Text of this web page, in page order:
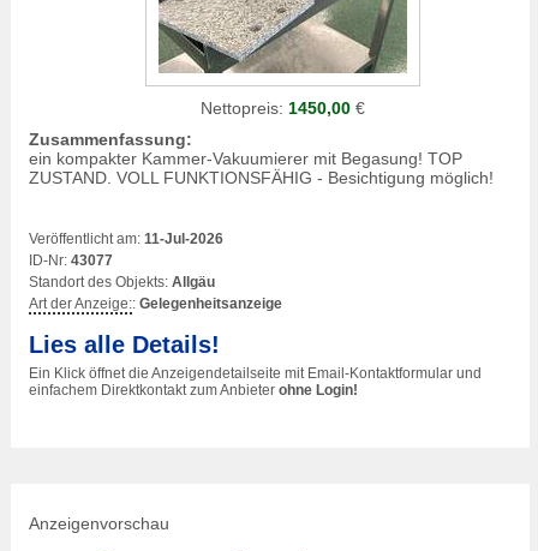
Nettopreis: 1450,00€
Zusammenfassung:
ein kompakter Kammer-Vakuumierer mit Begasung! TOP
ZUSTAND. VOLL FUNKTIONSFÄHIG - Besichtigung möglich!
Veröffentlicht am: 11-Jul-2026
ID-Nr: 43077
Standort des Objekts: Allgäu
Art der Anzeige:: Gelegenheitsanzeige
Lies alle Details!
Ein Klick öffnet die Anzeigendetailseite mit Email-Kontaktformular und
einfachem Direktkontakt zum Anbieter ohne Login!
Anzeigenvorschau